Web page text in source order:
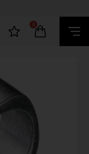
0